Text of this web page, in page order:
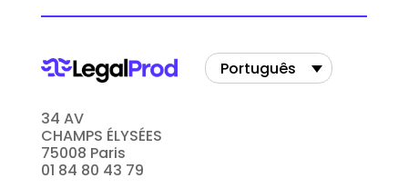
34 AV
CHAMPS ÉLYSÉES
75008 Paris
01 84 80 43 79
Português